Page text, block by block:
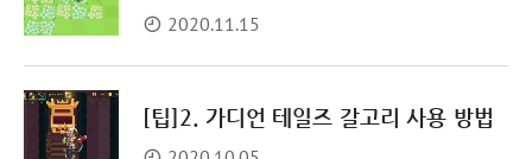
2020.11.15
[팁]2. 가디언 테일즈 갈고리 사용 방법